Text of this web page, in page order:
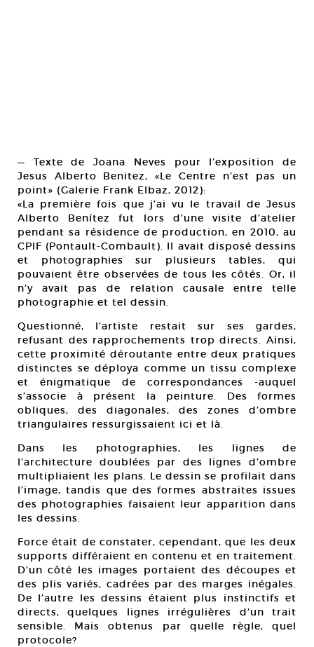
— Texte de Joana Neves pour l’exposition de
Jesus Alberto Benitez, «Le Centre n’est pas un
point» (Galerie Frank Elbaz, 2012):
«La première fois que j’ai vu le travail de Jesus
Alberto Benítez fut lors d’une visite d’atelier
pendant sa résidence de production, en 2010, au
CPIF (Pontault-Combault). Il avait disposé dessins
et photographies sur plusieurs tables, qui
pouvaient être observées de tous les côtés. Or, il
n’y avait pas de relation causale entre telle
photographie et tel dessin.
Questionné, l’artiste restait sur ses gardes,
refusant des rapprochements trop directs. Ainsi,
cette proximité déroutante entre deux pratiques
distinctes se déploya comme un tissu complexe
et énigmatique de correspondances -auquel
s’associe à présent la peinture. Des formes
obliques, des diagonales, des zones d’ombre
triangulaires ressurgissaient ici et là.
Dans les photographies, les lignes de
l’architecture doublées par des lignes d’ombre
multipliaient les plans. Le dessin se profilait dans
l’image, tandis que des formes abstraites issues
des photographies faisaient leur apparition dans
les dessins.
Force était de constater, cependant, que les deux
supports différaient en contenu et en traitement.
D’un côté les images portaient des découpes et
des plis variés, cadrées par des marges inégales.
De l’autre les dessins étaient plus instinctifs et
directs, quelques lignes irrégulières d’un trait
sensible. Mais obtenus par quelle règle, quel
protocole?